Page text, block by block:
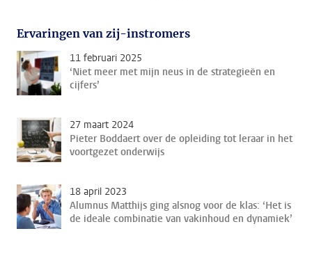
Ervaringen van zij-instromers
11 februari 2025
‘Niet meer met mijn neus in de strategieën en
cijfers’
27 maart 2024
Pieter Boddaert over de opleiding tot leraar in het
voortgezet onderwijs
18 april 2023
Alumnus Matthijs ging alsnog voor de klas: ‘Het is
de ideale combinatie van vakinhoud en dynamiek’